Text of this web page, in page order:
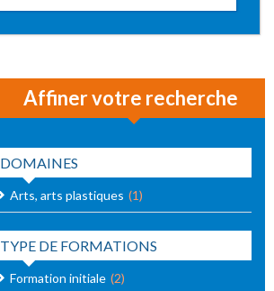
Affiner votre recherche
DOMAINES
Arts, arts plastiques (1)
TYPE DE FORMATIONS
Formation initiale (2)